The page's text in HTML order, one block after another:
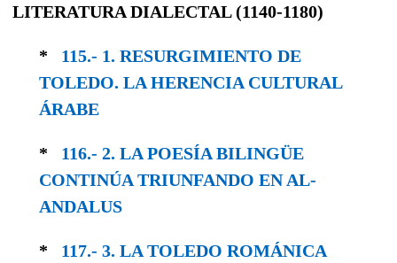
LITERATURA DIALECTAL (1140-1180)
* 115.- 1. RESURGIMIENTO DE
TOLEDO. LA HERENCIA CULTURAL
ÁRABE
* 116.- 2. LA POESÍA BILINGÜE
CONTINÚA TRIUNFANDO EN AL-
ANDALUS
* 117.- 3. LA TOLEDO ROMÁNICA